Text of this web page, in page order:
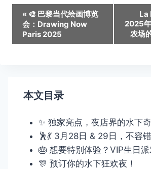
活
动
导
« 🎨 巴黎当代绘画博览
会：Drawing Now
Paris 2025
La
2025
农场
本文目录
✨ 独家亮点，夜店界的水下奇
🕺💃 3月28日 & 29日，不容错
🎂 想要特别体验？VIP生日派
🎊 预订你的水下狂欢夜！